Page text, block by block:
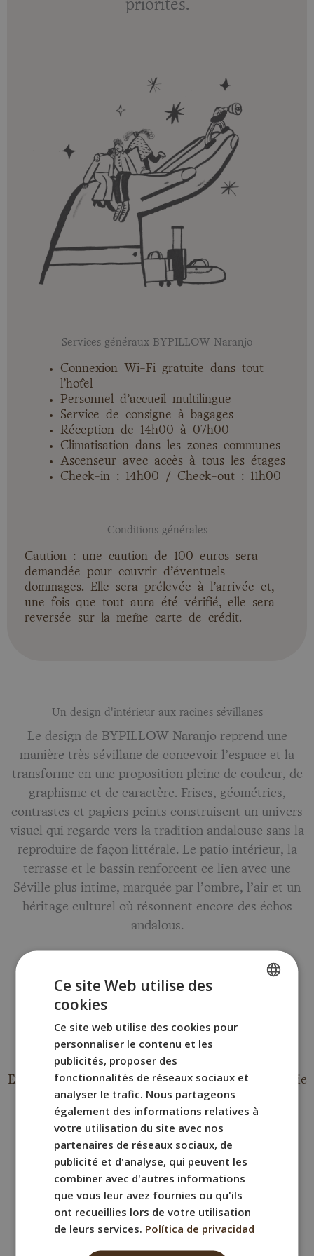
priorités.
Services généraux BYPILLOW Naranjo
Connexion Wi-Fi gratuite dans tout
l’hôtel
Personnel d’accueil multilingue
Service de consigne à bagages
Réception de 14h00 à 07h00
Climatisation dans les zones communes
Ascenseur avec accès à tous les étages
Check-in : 14h00 / Check-out : 11h00
Conditions générales
Caution : une caution de 100 euros sera
demandée pour couvrir d’éventuels
dommages. Elle sera prélevée à l’arrivée et,
une fois que tout aura été vérifié, elle sera
reversée sur la même carte de crédit.
Un design d'intérieur aux racines sévillanes
Le design de BYPILLOW Naranjo reprend une
manière très sévillane de concevoir l’espace et la
transforme en une proposition pleine de couleur, de
graphisme et de caractère. Frises, géométries,
contrastes et papiers peints construisent un univers
visuel qui regarde vers la tradition andalouse sans la
reproduire de façon littérale. Le patio intérieur, la
terrasse et le bassin renforcent ce lien avec une
Séville plus intime, marquée par l’ombre, l’air et un
héritage culturel où résonnent encore des échos
andalous.
Un emplacement privilégié
En plein centre historique, avec Séville qui se déploie
à quelques minutes à pied. Un emplacement qui te
permet de passer de l’effervescence monumentale
aux rues au rythme local presque sans t’en rendre
compte.
ENGLISH
ITALIAN
Ce site Web utilise des
cookies
Ce site web utilise des cookies pour
personnaliser le contenu et les
publicités, proposer des
fonctionnalités de réseaux sociaux et
analyser le trafic. Nous partageons
également des informations relatives à
votre utilisation du site avec nos
partenaires de réseaux sociaux, de
publicité et d'analyse, qui peuvent les
combiner avec d'autres informations
que vous leur avez fournies ou qu'ils
ont recueillies lors de votre utilisation
de leurs services. Política de privacidad